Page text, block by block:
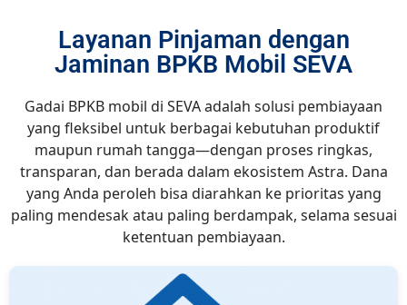
Layanan Pinjaman dengan
Jaminan BPKB Mobil SEVA
Gadai BPKB mobil di SEVA adalah solusi pembiayaan
yang fleksibel untuk berbagai kebutuhan produktif
maupun rumah tangga—dengan proses ringkas,
transparan, dan berada dalam ekosistem Astra. Dana
yang Anda peroleh bisa diarahkan ke prioritas yang
paling mendesak atau paling berdampak, selama sesuai
ketentuan pembiayaan.